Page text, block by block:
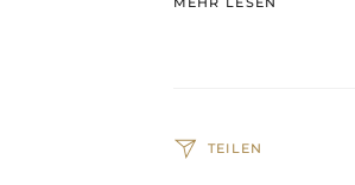
MEHR LESEN
TEILEN